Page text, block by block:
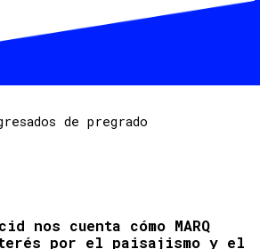
de pregrado
nos cuenta cómo MARQ
por el paisajismo y el